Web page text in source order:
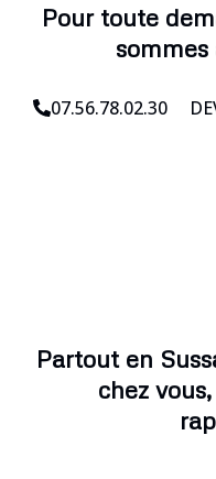
Pour toute
07.56.78.02.30
Partout en
chez